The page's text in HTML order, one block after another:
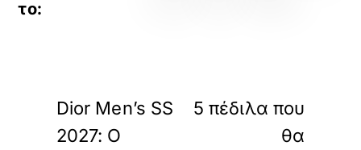
Dior Men’s SS
2027: Ο
5 πέδιλα που
θα